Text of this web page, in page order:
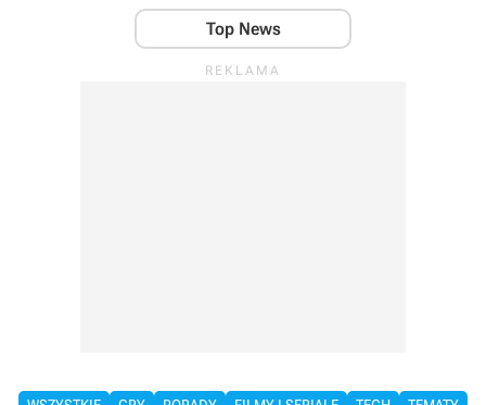
Top News